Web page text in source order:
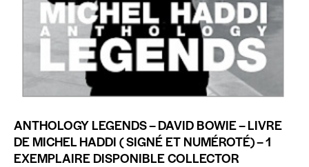
ANTHOLOGY LEGENDS – DAVID BOWIE – LIVRE
DE MICHEL HADDI ( SIGNÉ ET NUMÉROTÉ) – 1
EXEMPLAIRE DISPONIBLE COLLECTOR